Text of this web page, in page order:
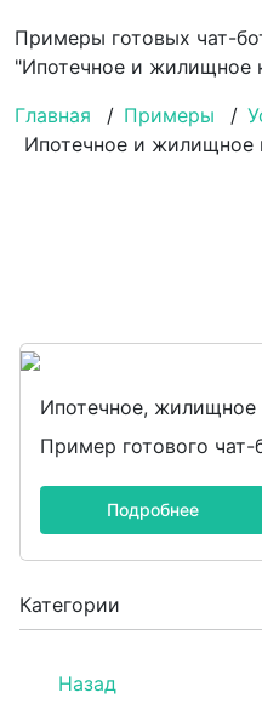
Примеры готовых чат-
"Ипотечное и жилищное
Главная
/ Примеры /
Ипотечное и жилищное
Категории
Назад
Ипотечное, жилищное
Пример готового
Подробнее